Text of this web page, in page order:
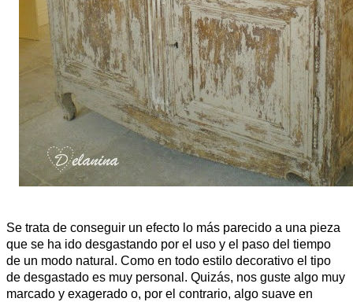
Se trata de conseguir un efecto lo más parecido a una pieza
que se ha ido desgastando por el uso y el paso del tiempo
de un modo natural. Como en todo estilo decorativo el tipo
de desgastado es muy personal. Quizás, nos guste algo muy
marcado y exagerado o, por el contrario, algo suave en